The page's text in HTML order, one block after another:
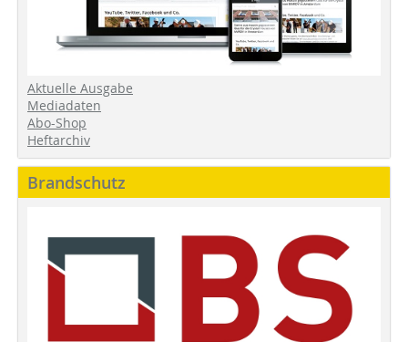
Aktuelle Ausgabe
Mediadaten
Abo-Shop
Heftarchiv
Brandschutz